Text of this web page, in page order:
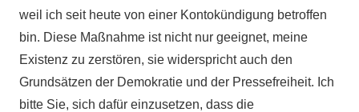
weil ich seit heute von einer Kontokündigung betroffen
bin. Diese Maßnahme ist nicht nur geeignet, meine
Existenz zu zerstören, sie widerspricht auch den
Grundsätzen der Demokratie und der Pressefreiheit. Ich
bitte Sie, sich dafür einzusetzen, dass die